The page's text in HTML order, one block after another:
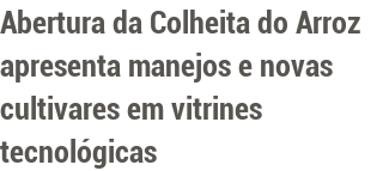
Abertura da Colheita do Arroz
apresenta manejos e novas
cultivares em vitrines
tecnológicas